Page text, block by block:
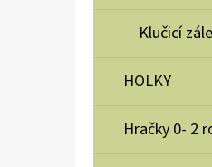
G
R
E
Klučicí
HOLKY
Hračky 0- 2